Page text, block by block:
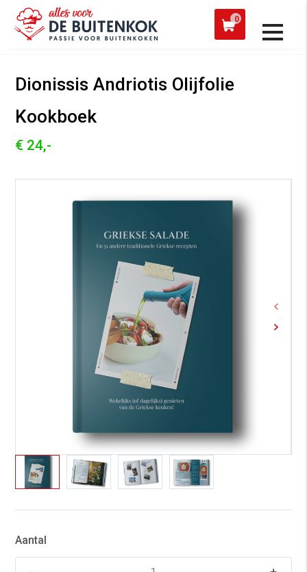
0
werkdag verzonden
Alle producten
Dionissis Andriotis Olijfolie
Kookboek
€ 24,-
Aantal